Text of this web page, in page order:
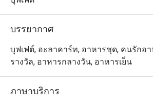
วาฬกลางกรุง คือร้านบุฟเฟต์ซีฟู้ดใจกลาง
ArounD Lifestyle Station (ปั๊ม ปตท. เพช
เดินทางสะดวก บรรยากาศเป็นกันเอง เห
ร้านขึ้นชื่อเรื่องความสดของวัตถุดิบ โดย
บรรยากาศ
บุฟเฟต์, อะลาคาร์ท, อาหารชุด, คนรักอา
รางวัล, อาหารกลางวัน, อาหารเย็น
ภาษาบริการ